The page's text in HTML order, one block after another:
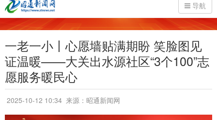
导航
一老一小丨心愿墙贴满期盼 笑脸图见
证温暖——大关出水源社区“3个100”志
愿服务暖民心
2025-10-12 10:34 来源：昭通新闻网